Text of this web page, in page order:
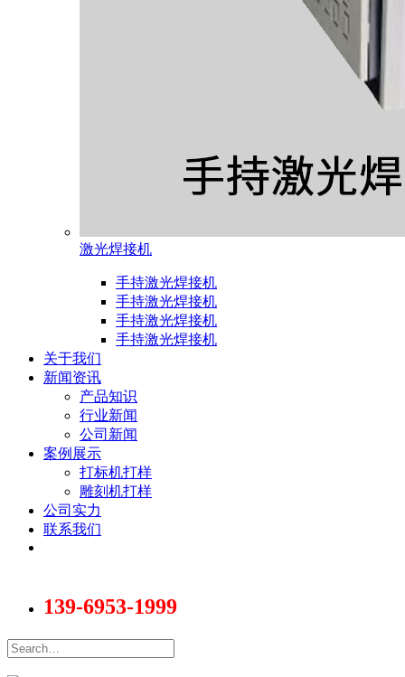
激光焊接机
手持激光焊接机
手持激光焊接机
手持激光焊接机
手持激光焊接机
关于我们
新闻资讯
产品知识
行业新闻
公司新闻
案例展示
打标机打样
雕刻机打样
公司实力
联系我们
139-6953-1999